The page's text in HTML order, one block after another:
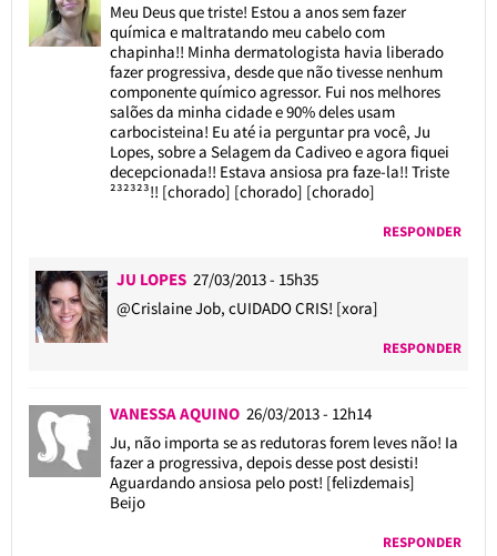
Meu Deus que triste! Estou a anos sem fazer
química e maltratando meu cabelo com
chapinha!! Minha dermatologista havia liberado
fazer progressiva, desde que não tivesse nenhum
componente químico agressor. Fui nos melhores
salões da minha cidade e 90% deles usam
carbocisteina! Eu até ia perguntar pra você, Ju
Lopes, sobre a Selagem da Cadiveo e agora fiquei
decepcionada!! Estava ansiosa pra faze-la!! Triste
²³²³²³!! [chorado] [chorado] [chorado]
RESPONDER
JU LOPES27/03/2013 - 15h35
@Crislaine Job, cUIDADO CRIS! [xora]
RESPONDER
VANESSA AQUINO 26/03/2013 - 12h14
Ju, não importa se as redutoras forem leves não! Ia
fazer a progressiva, depois desse post desisti!
Aguardando ansiosa pelo post! [felizdemais]
Beijo
RESPONDER